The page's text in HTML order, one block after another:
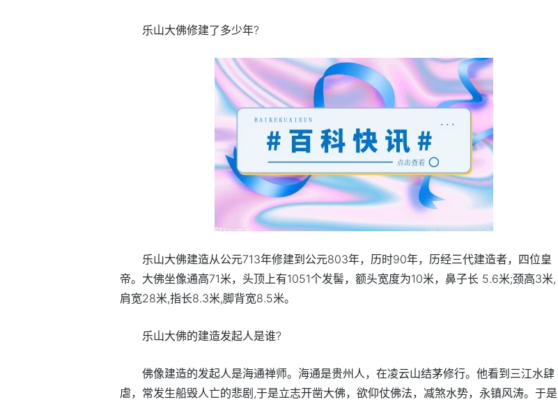
乐山大佛修建了多少年?
乐山大佛建造从公元713年修建到公元803年，历时90年，历经三代建造者，四位皇
帝。大佛坐像通高71米，头顶上有1051个发髻，额头宽度为10米，鼻子长 5.6米;颈高3米,
肩宽28米,指长8.3米,脚背宽8.5米。
乐山大佛的建造发起人是谁?
佛像建造的发起人是海通禅师。海通是贵州人，在凌云山结茅修行。他看到三江水肆
虐，常发生船毁人亡的悲剧,于是立志开凿大佛，欲仰仗佛法，减煞水势，永镇风涛。于是